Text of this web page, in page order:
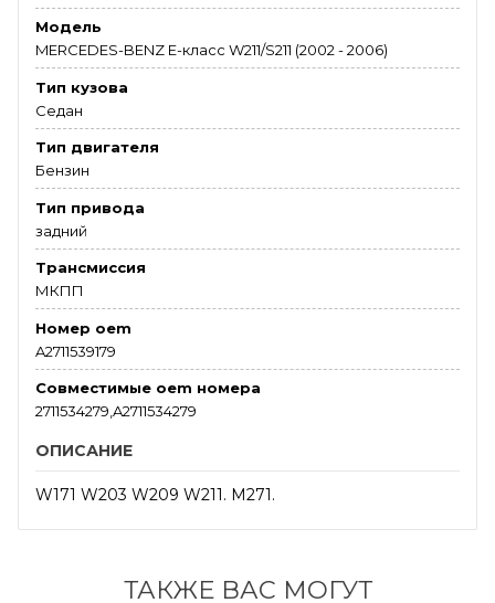
Модель
MERCEDES-BENZ E-класс W211/S211 (2002 - 2006)
Тип кузова
Седан
Тип двигателя
Бензин
Тип привода
задний
Трансмиссия
МКПП
Номер oem
A2711539179
Совместимые oem номера
2711534279,A2711534279
ОПИСАНИЕ
W171 W203 W209 W211. M271.
ТАКЖЕ ВАС МОГУТ